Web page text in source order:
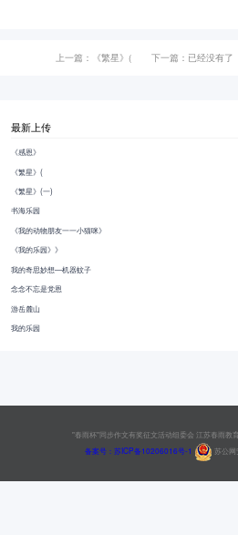
上一篇：《繁星》( 下一篇：已经没有了
最新上传
《感恩》
《繁星》(
《繁星》(一)
书海乐园
《我的动物朋友一一小猫咪》
《我的乐园》》
我的奇思妙想—机器蚊子
念念不忘是党恩
游岳麓山
我的乐园
"春雨杯"同步作文有奖征文活动组委会 江苏春雨教
备案号：苏ICP备10206016号-1
苏公